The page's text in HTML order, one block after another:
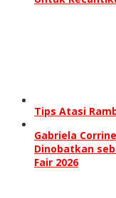
Tips Atasi
Gabriela
Dinobatkan
Fair 2026